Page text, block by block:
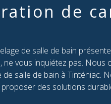
de
de salle de bain
ne vous inquiétez pas.
de salle de bain à Tinténiac.
des solutions